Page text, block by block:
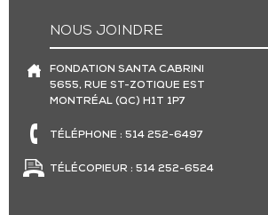
NOUS JOINDRE
FONDATION SANTA CABRINI
5655, RUE ST-ZOTIQUE EST
MONTRÉAL (QC) H1T 1P7
TÉLÉPHONE : 514 252-6497
TÉLÉCOPIEUR : 514 252-6524